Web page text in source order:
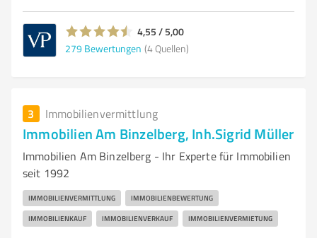
4,55 / 5,00
279 Bewertungen (4 Quellen)
3 Immobilienvermittlung
Immobilien Am Binzelberg, Inh.Sigrid Müller
Immobilien Am Binzelberg - Ihr Experte für Immobilien
seit 1992
IMMOBILIENVERMITTLUNG IMMOBILIENBEWERTUNG
IMMOBILIENKAUF IMMOBILIENVERKAUF IMMOBILIENVERMIETUNG